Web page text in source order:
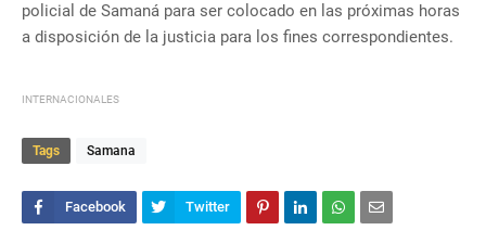
policial de Samaná para ser colocado en las próximas horas
a disposición de la justicia para los fines correspondientes.
INTERNACIONALES
Tags Samana